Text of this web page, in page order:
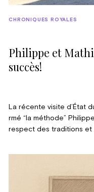
Philippe et
succès!
CHRONIQUES ROYALES
La récente visite d’État
rmé “la méthode”
respect des traditions et